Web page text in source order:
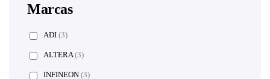
Marcas
ADI (3)
ALTERA(3)
INFINEON (3)